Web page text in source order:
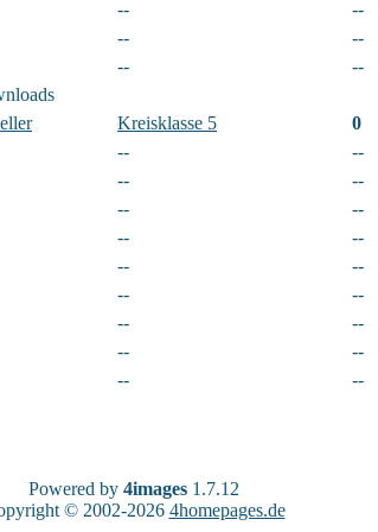
--
--
--
--
--
--
Kreisklasse 5
0
--
--
--
--
--
--
--
--
--
--
--
--
--
--
--
--
-- --
Powered by 4images 1.7.12
© 2002-2026 4homepages.de